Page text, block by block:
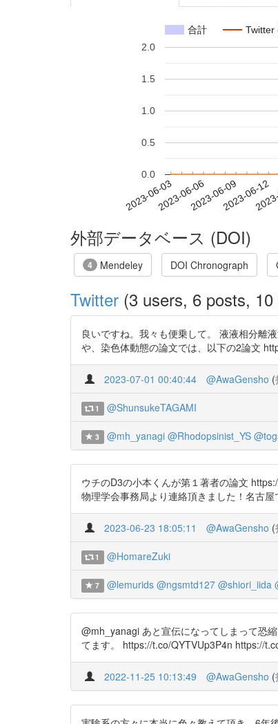
合計 Twitter
2023-06-032023-06-062023-06-092023-06-12
0.0
0.5
1.0
1.5
2.0
外部データベース (DOI)
4 Mendeley DOI Chronograph
Twitter (3 users, 6 posts,
良いですね。我々も便乗して。 液液相分離
や、染色体動態の論文では、以下の2論文
2023-07-01 00:40:44 @AwaGensho (
1 @ShunsukeTAGAMI
3 @mh_yanagi @Rhodopsinist_YS
ウチのD3の小本くんが第１著者の論文
物理学会事務局より連絡頂きました！名古
2023-06-23 18:05:11 @AwaGensho (
1 @HomareZuki
7 @lemurids @ngsmtd127 @shiori_iida
@mh_yanagi あと宣伝になってしまって恐
てます。 https://t.co/QYTVUp3P4n https://
2022-11-25 10:13:49 @AwaGensho (